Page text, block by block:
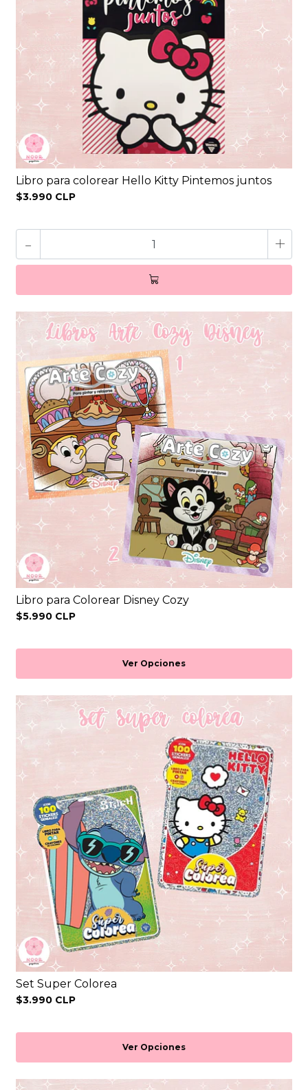
Libro para colorear Hello Kitty Pintemos juntos
$3.990 CLP
- +
Libro para Colorear Disney Cozy
$5.990 CLP
Ver Opciones
Set Super Colorea
$3.990 CLP
Ver Opciones